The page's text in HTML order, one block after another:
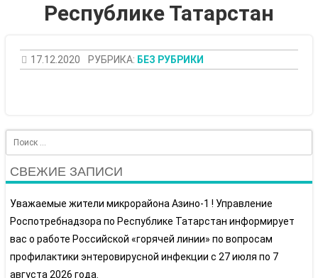
Республике Татарстан
17.12.2020 РУБРИКА: БЕЗ РУБРИКИ
Search
СВЕЖИЕ ЗАПИСИ
Уважаемые жители микрорайона Азино-1 ! Управление
Роспотребнадзора по Республике Татарстан информирует
вас о работе Российской «горячей линии» по вопросам
профилактики энтеровирусной инфекции с 27 июля по 7
августа 2026 года.